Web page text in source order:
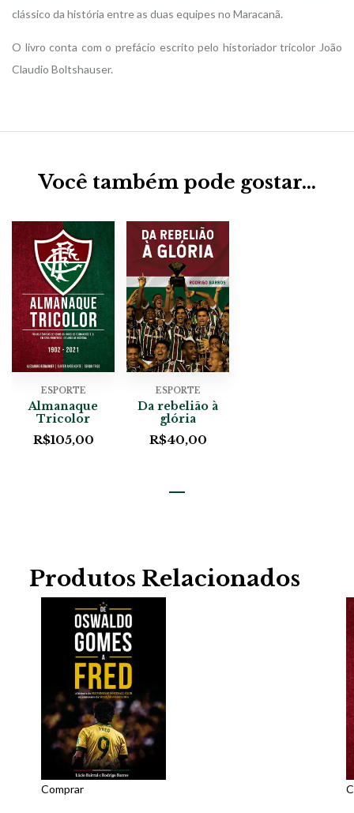
clássico da história entre as duas equipes no Maracanã.
O livro conta com o prefácio escrito pelo historiador tricolor João
Claudio Boltshauser.
Você também pode gostar…
ESPORTE
Almanaque
Tricolor
R$105,00
ESPORTE
Da rebelião à
glória
R$40,00
Produtos Relacionados
Comprar